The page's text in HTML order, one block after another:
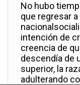
No hubo
que regresar
intención de
creencia de
descendía de
superior, la
adulterando